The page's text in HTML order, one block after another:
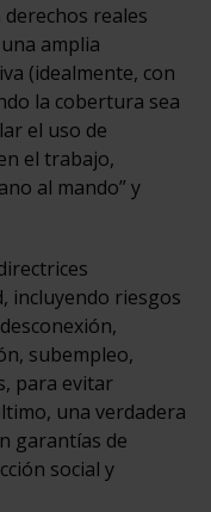
reales
amplia
(idealmente, con
la cobertura sea
el uso de
el trabajo,
al mando” y
incluyendo riesgos
subempleo,
para evitar
una verdadera
garantías de
social y